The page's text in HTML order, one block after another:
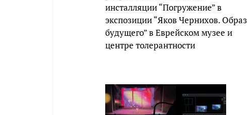
инсталляции “Погружение” в
экспозиции “Яков Чернихов. Образ
будущего” в Еврейском музее и
центре толерантности